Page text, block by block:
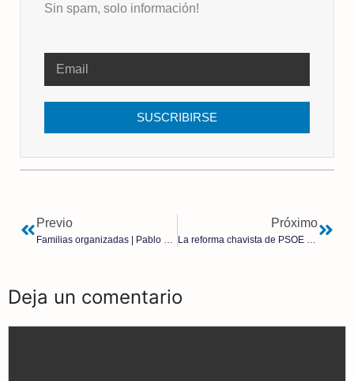
Sin spam, solo información!
SUSCRIBIRSE
Previo Próximo
Deja un comentario